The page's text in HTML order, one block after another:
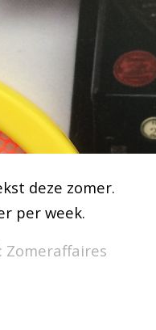
deze zomer.
per week.
Zomeraffaires